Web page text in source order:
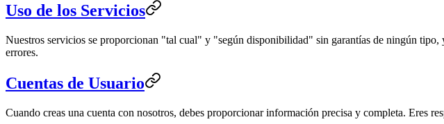
Uso de los Servicios
Nuestros servicios se proporcionan "tal cual" y "según disponibilidad" sin garantías de ningún
errores.
Cuentas de Usuario
Cuando creas una cuenta con nosotros, debes proporcionar información precisa y completa. Eres